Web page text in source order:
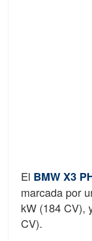
El BMW X3
marcada por
kW (184 CV),
CV).